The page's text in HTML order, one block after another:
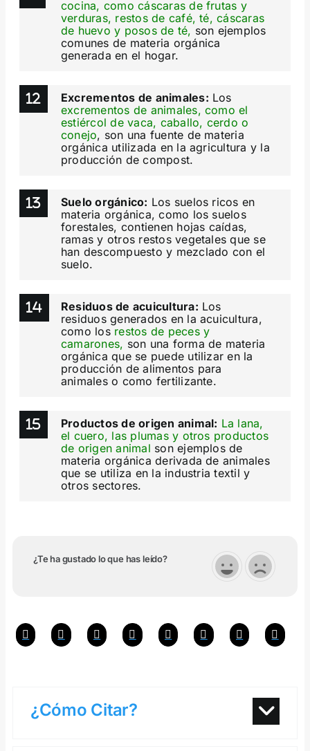
cocina, como cáscaras de frutas y
verduras, restos de café, té, cáscaras
de huevo y posos de té, son ejemplos
comunes de materia orgánica
generada en el hogar.
Excrementos de animales: Los
excrementos de animales, como el
estiércol de vaca, caballo, cerdo o
conejo, son una fuente de materia
orgánica utilizada en la agricultura y la
producción de compost.
Suelo orgánico: Los suelos ricos en
materia orgánica, como los suelos
forestales, contienen hojas caídas,
ramas y otros restos vegetales que se
han descompuesto y mezclado con el
suelo.
Residuos de acuicultura: Los
residuos generados en la acuicultura,
como losrestos de peces y
camarones, son una forma de materia
orgánica que se puede utilizar en la
producción de alimentos para
animales o como fertilizante.
Productos de origen animal: La lana,
el cuero, las plumas y otros productos
de origen animal son ejemplos de
materia orgánica derivada de animales
que se utiliza en la industria textil y
otros sectores.
¿Te ha gustado lo que has leído?
¿Cómo Citar?